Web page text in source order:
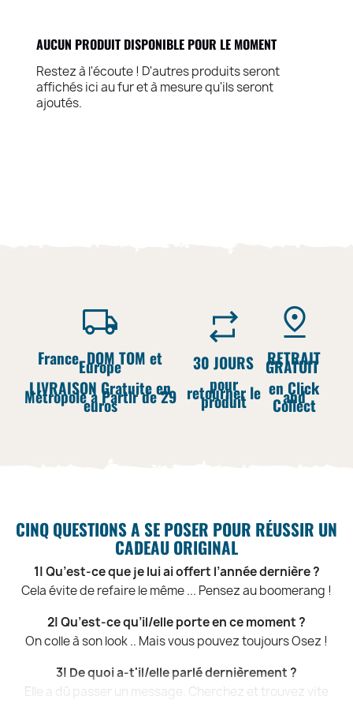
AUCUN PRODUIT DISPONIBLE POUR LE MOMENT
Restez à l'écoute ! D'autres produits seront
affichés ici au fur et à mesure qu'ils seront
ajoutés.
France, DOM TOM et
Europe
LIVRAISON Gratuite en
Métropole à Partir de 29
euros
30 JOURS
pour
retourner le
produit
RETRAIT
GRATUIT
en Click
and
Collect
CINQ QUESTIONS A SE POSER POUR RÉUSSIR UN
CADEAU ORIGINAL
1| Qu’est-ce que je lui ai offert l’année dernière ?
Cela évite de refaire le même ... Pensez au boomerang !
2| Qu’est-ce qu’il/elle porte en ce moment ?
On colle à son look .. Mais vous pouvez toujours Osez !
3| De quoi a-t'il/elle parlé dernièrement ?
Elle a dû passer un message. Cherchez et trouvez vite